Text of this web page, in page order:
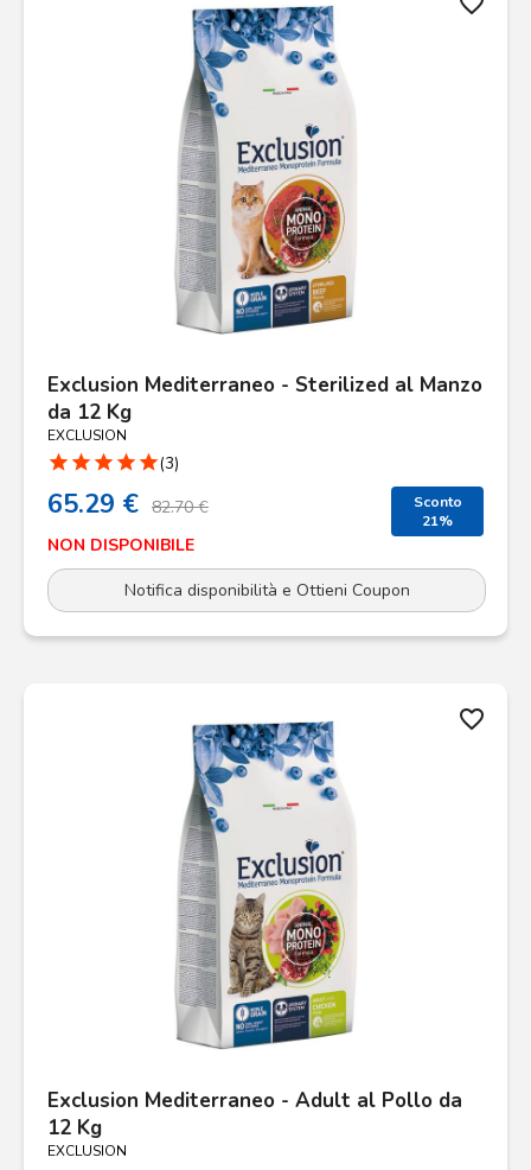
Exclusion Mediterraneo - Sterilized al Manzo
da 12 Kg
EXCLUSION
star star star star star(3)
65.29 € 82.70 €
Sconto
21%
NON DISPONIBILE
Notifica disponibilità e Ottieni Coupon
favorite_border
Exclusion Mediterraneo - Adult al Pollo da
12 Kg
EXCLUSION